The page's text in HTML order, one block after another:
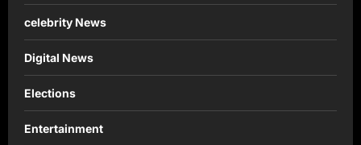
celebrity News
Digital News
Elections
Entertainment